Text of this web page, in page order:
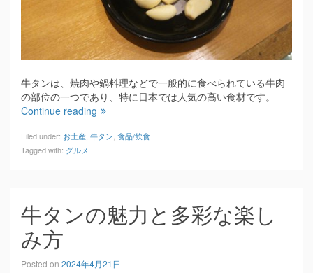
牛タンは、焼肉や鍋料理などで一般的に食べられている牛肉
の部位の一つであり、特に日本では人気の高い食材です。
Continue reading
Filed under: お土産, 牛タン, 食品/飲食
Tagged with: グルメ
牛タンの魅力と多彩な楽し
み方
Posted on 2024年4月21日